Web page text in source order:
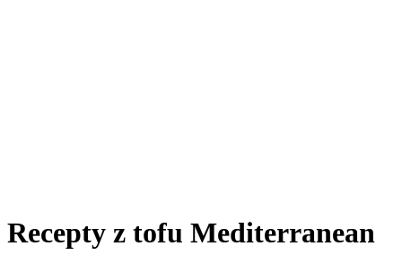
Recepty z tofu Mediterranean